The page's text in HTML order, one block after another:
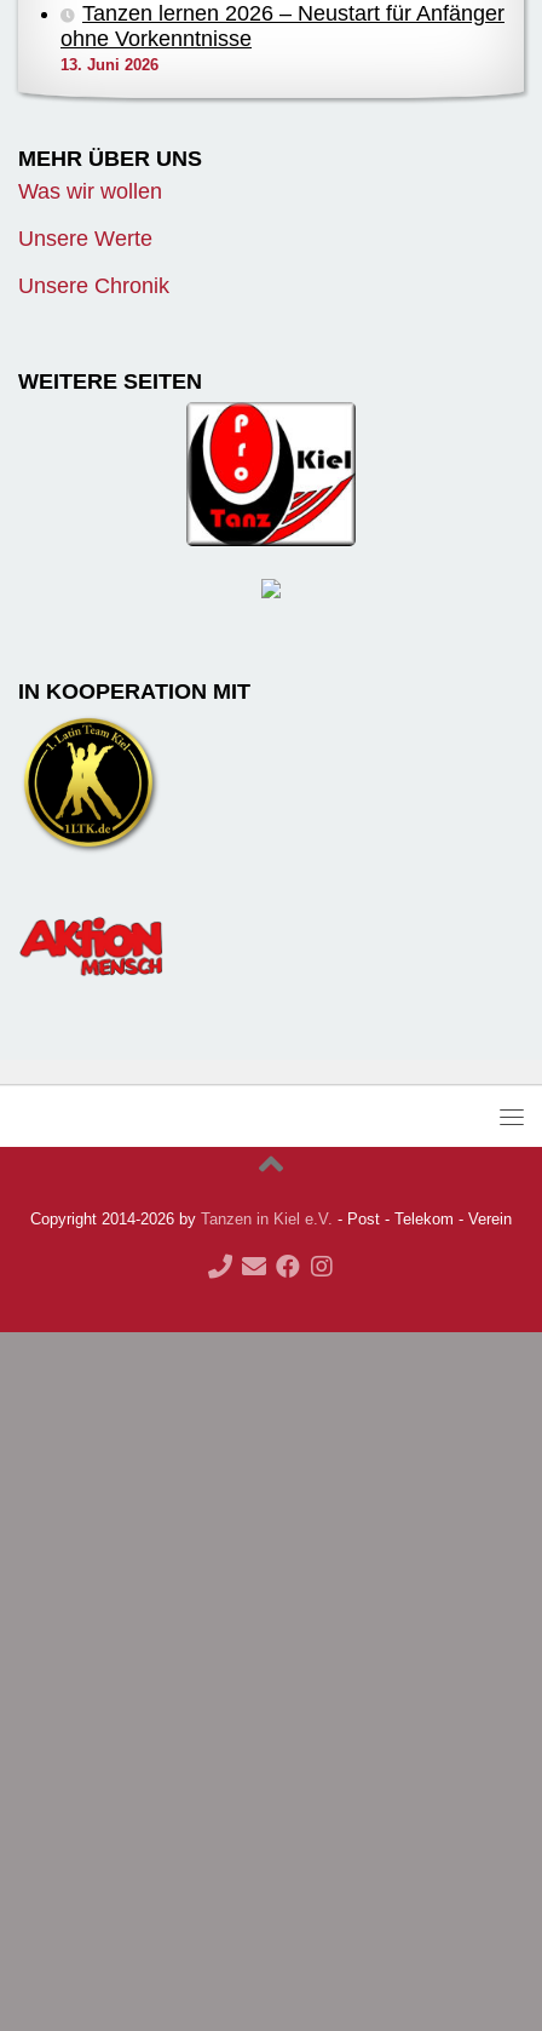
Tanzen lernen 2026 – Neustart für Anfänger
ohne Vorkenntnisse
13. Juni 2026
MEHR ÜBER UNS
Was wir wollen
Unsere Werte
Unsere Chronik
WEITERE SEITEN
IN KOOPERATION MIT
Copyright 2014-2026 by Tanzen in Kiel e.V. - Post - Telekom - Verein